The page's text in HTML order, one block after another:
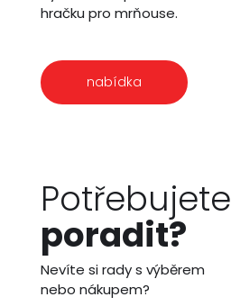
hračku pro mrňouse.
nabídka
Potřebujete
poradit?
Nevíte si rady s výběrem
nebo nákupem?